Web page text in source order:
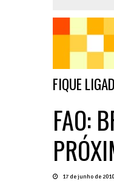
FIQUE
FAO:
17 de junho de 2010